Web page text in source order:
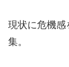
現状に危機感
集。